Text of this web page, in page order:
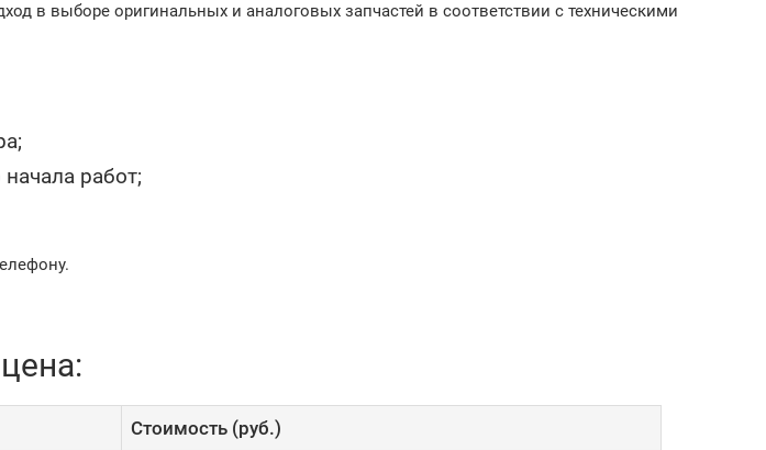
в выборе оригинальных и аналоговых запчастей в соответствии с техническими
работ;
Cтоимость (руб.)